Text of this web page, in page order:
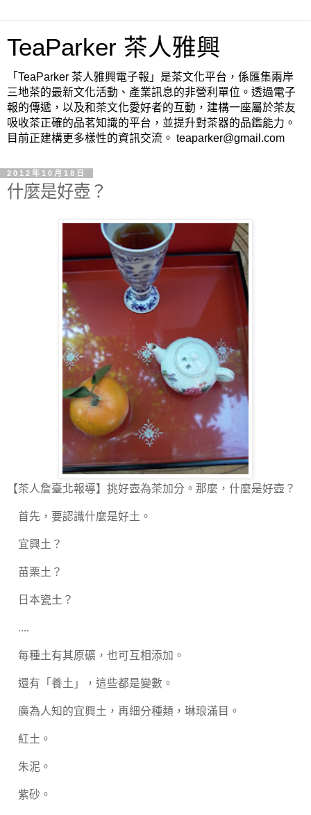
TeaParker 茶人雅興
「TeaParker 茶人雅興電子報」是茶文化平台，係匯集兩岸
三地茶的最新文化活動、產業訊息的非營利單位。透過電子
報的傳遞，以及和茶文化愛好者的互動，建構一座屬於茶友
吸收茶正確的品茗知識的平台，並提升對茶器的品鑑能力。
目前正建構更多樣性的資訊交流。 teaparker@gmail.com
2012年10月18日
什麼是好壺？
【茶人詹臺北報導】 挑好壺為茶加分。那麼，什麼是好壺？
首先，要認識什麼是好土。
宜興土？
苗栗土？
日本瓷土？
....
每種土有其原礦，也可互相添加。
還有「養土」，這些都是變數。
廣為人知的宜興土，再細分種類，琳琅滿目。
紅土。
朱泥。
紫砂。